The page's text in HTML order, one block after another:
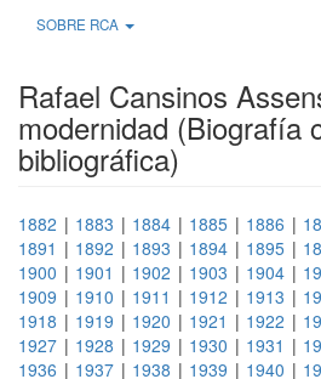
SOBRE RCA
Rafael Cansinos
modernidad (Biografía
bibliográfica)
1882 | 1883 | 1884 | 1885 | 1886 |
1891 | 1892 | 1893 | 1894 | 1895 |
1900 | 1901 | 1902 | 1903 | 1904 |
1909 | 1910 | 1911 | 1912 | 1913 |
1918 | 1919 | 1920 | 1921 | 1922 |
1927 | 1928 | 1929 | 1930 | 1931 |
1936 | 1937 | 1938 | 1939 | 1940 |